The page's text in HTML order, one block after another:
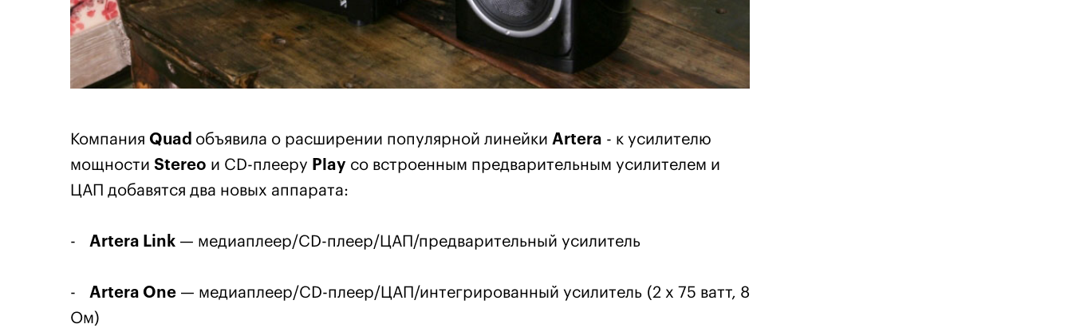
Компания Quad объявила о расширении популярной линейки Artera - к усилителю
мощности Stereo и CD-плееру Play со встроенным предварительным усилителем и
ЦАП добавятся два новых аппарата:
- Artera Link — медиаплеер/CD-плеер/ЦАП/предварительный усилитель
- Artera One — медиаплеер/CD-плеер/ЦАП/интегрированный усилитель (2 х 75 ватт, 8
Ом)